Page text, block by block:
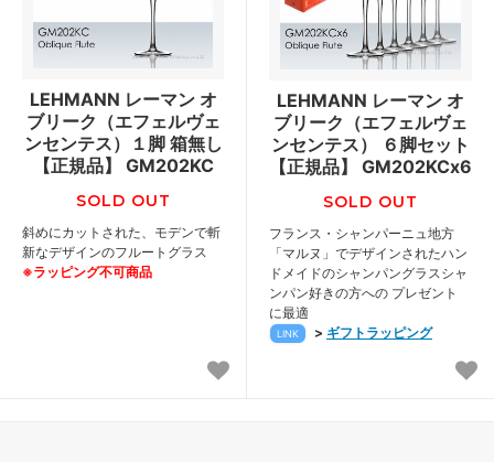
LEHMANN レーマン オ
ブリーク（エフェルヴェ
ンセンテス）１脚 箱無し
【正規品】 GM202KC
SOLD OUT
斜めにカットされた、モデンで斬
新なデザインのフルートグラス
※ラッピング不可商品
LEHMANN レーマン オ
ブリーク（エフェルヴェ
ンセンテス） ６脚セット
【正規品】 GM202KCx6
SOLD OUT
フランス・シャンパーニュ地方
「マルヌ」でデザインされたハン
ドメイドのシャンパングラスシャ
ンパン好きの方への プレゼント
に最適
LINK > ギフトラッピング